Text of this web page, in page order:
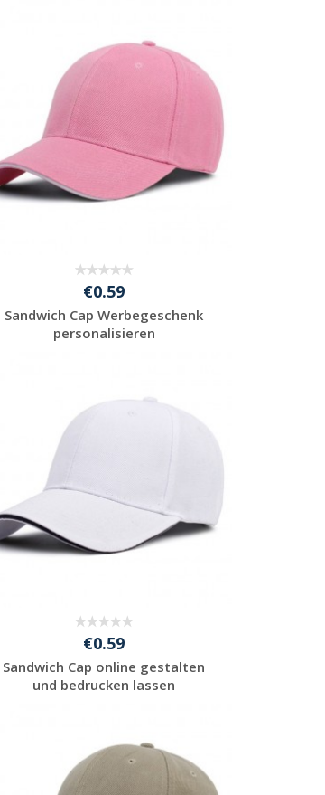
€0.59
Sandwich Cap Werbegeschenk
personalisieren
€0.59
Sandwich Cap online gestalten
und bedrucken lassen
anfordern